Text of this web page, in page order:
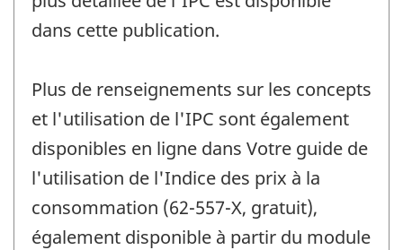
dans cette publication.
Plus de renseignements sur les concepts
et l'utilisation de l'IPC sont également
disponibles en ligne dans Votre guide de
l'utilisation de l'Indice des prix à la
consommation (62-557-X, gratuit),
également disponible à partir du module